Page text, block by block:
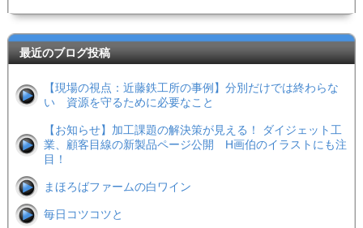
最近のブログ投稿
【現場の視点：近藤鉄工所の事例】分別だけでは終わらな
い 資源を守るために必要なこと
【お知らせ】加工課題の解決策が見える！ ダイジェット工
業、顧客目線の新製品ページ公開 H画伯のイラストにも注
目！
まほろばファームの白ワイン
毎日コツコツと